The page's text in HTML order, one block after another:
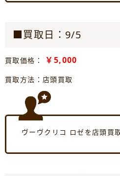
■買取日：9/5
買取価格： ￥5,000
買取方法：店頭買取
ヴーヴクリコ ロゼを店頭買